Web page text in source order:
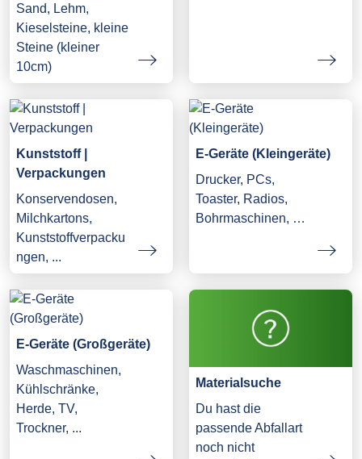
Sand, Lehm,
Kieselsteine, kleine
Steine (kleiner
10cm)
Kunststoff |
Verpackungen
Konservendosen,
Milchkartons,
Kunststoffverpacku
ngen, ...
E-Geräte (Kleingeräte)
Drucker, PCs,
Toaster, Radios,
Bohrmaschinen, …
E-Geräte (Großgeräte)
Waschmaschinen,
Kühlschränke,
Herde, TV,
Trockner, ...
Materialsuche
Du hast die
passende Abfallart
noch nicht